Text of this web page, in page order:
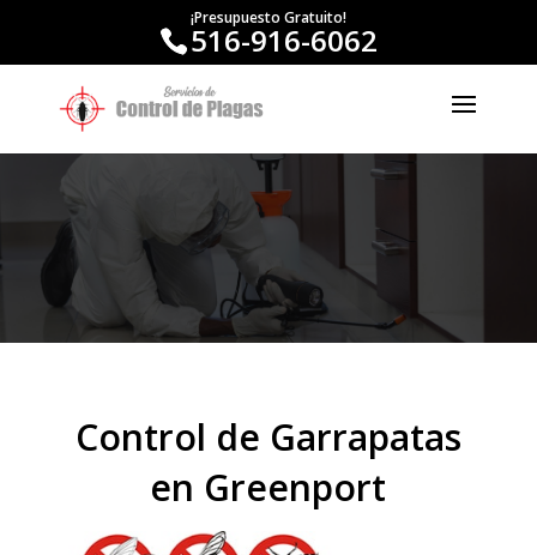
¡Presupuesto Gratuito!
516-916-6062
Control de Garrapatas
en Greenport